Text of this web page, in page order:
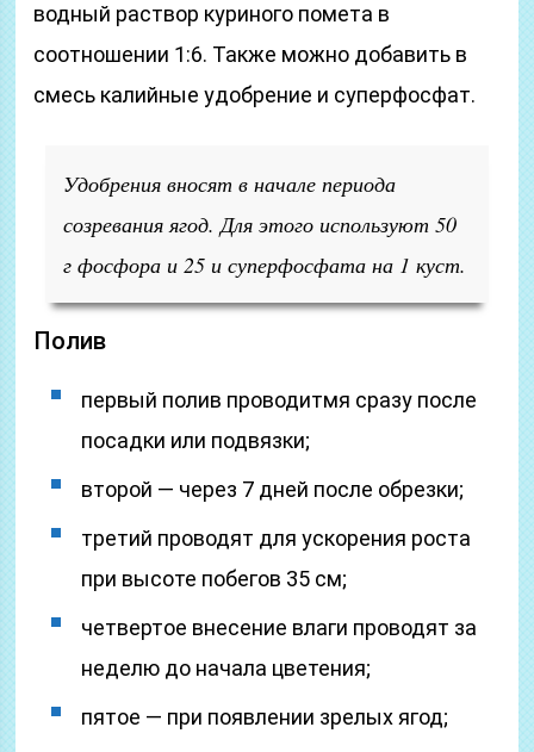
водный раствор куриного помета в
соотношении 1:6. Также можно добавить в
смесь калийные удобрение и суперфосфат.
Удобрения вносят в начале периода
созревания ягод. Для этого используют 50
г фосфора и 25 и суперфосфата на 1 куст.
Полив
первый полив проводитмя сразу после
посадки или подвязки;
второй — через 7 дней после обрезки;
третий проводят для ускорения роста
при высоте побегов 35 см;
четвертое внесение влаги проводят за
неделю до начала цветения;
пятое — при появлении зрелых ягод;